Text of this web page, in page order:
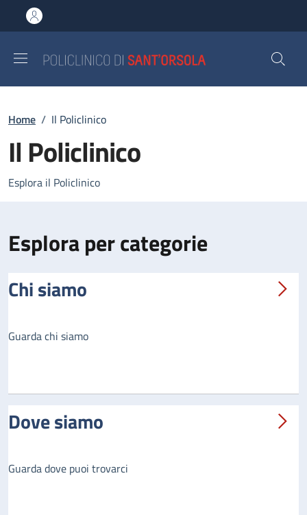
al contenuto principale
to footer content
Briciole di pane
Home / Il Policlinico
Il Policlinico
Esplora il Policlinico
Esplora per categorie
Chi siamo
Guarda chi siamo
Dove siamo
Guarda dove puoi trovarci